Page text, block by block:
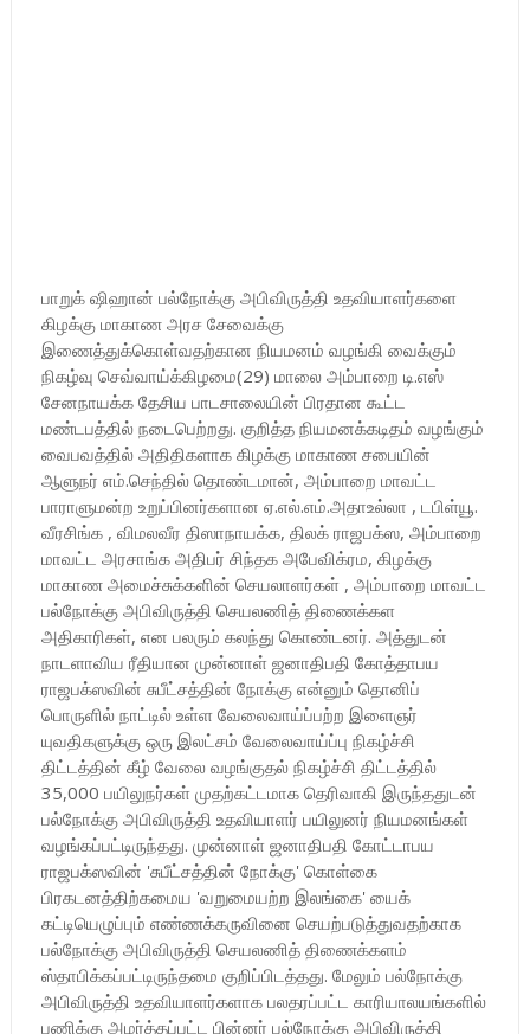
பாறுக் ஷிஹான் பல்நோக்கு அபிவிருத்தி உதவியாளர்களை
கிழக்கு மாகாண அரச சேவைக்கு
இணைத்துக்கொள்வதற்கான நியமனம் வழங்கி வைக்கும்
நிகழ்வு செவ்வாய்க்கிழமை(29) மாலை அம்பாறை டி.எஸ்
சேனநாயக்க தேசிய பாடசாலையின் பிரதான கூட்ட
மண்டபத்தில் நடைபெற்றது. குறித்த நியமனக்கடிதம் வழங்கும்
வைபவத்தில் அதிதிகளாக கிழக்கு மாகாண சபையின்
ஆளுநர் எம்.செந்தில் தொண்டமான், அம்பாறை மாவட்ட
பாராளுமன்ற உறுப்பினர்களான ஏ.எல்.எம்.அதாஉல்லா , டபிள்யூ.
வீரசிங்க , விமலவீர திஸாநாயக்க, திலக் ராஜபக்ஸ, அம்பாறை
மாவட்ட அரசாங்க அதிபர் சிந்தக அபேவிக்ரம, கிழக்கு
மாகாண அமைச்சுக்களின் செயலாளர்கள் , அம்பாறை மாவட்ட
பல்நோக்கு அபிவிருத்தி செயலணித் திணைக்கள
அதிகாரிகள், என பலரும் கலந்து கொண்டனர். அத்துடன்
நாடளாவிய ரீதியான முன்னாள் ஜனாதிபதி கோத்தாபய
ராஜபக்ஸவின் சுபீட்சத்தின் நோக்கு என்னும் தொனிப்
பொருளில் நாட்டில் உள்ள வேலைவாய்ப்பற்ற இளைஞர்
யுவதிகளுக்கு ஒரு இலட்சம் வேலைவாய்ப்பு நிகழ்ச்சி
திட்டத்தின் கீழ் வேலை வழங்குதல் நிகழ்ச்சி திட்டத்தில்
35,000 பயிலுநர்கள் முதற்கட்டமாக தெரிவாகி இருந்ததுடன்
பல்நோக்கு அபிவிருத்தி உதவியாளர் பயிலுனர் நியமனங்கள்
வழங்கப்பட்டிருந்தது. முன்னாள் ஜனாதிபதி கோட்டாபய
ராஜபக்ஸவின் 'சுபீட்சத்தின் நோக்கு' கொள்கை
பிரகடனத்திற்கமைய 'வறுமையற்ற இலங்கை' யைக்
கட்டியெழுப்பும் எண்ணக்கருவினை செயற்படுத்துவதற்காக
பல்நோக்கு அபிவிருத்தி செயலணித் திணைக்களம்
ஸ்தாபிக்கப்பட்டிருந்தமை குறிப்பிடத்தது. மேலும் பல்நோக்கு
அபிவிருத்தி உதவியாளர்களாக பலதரப்பட்ட காரியாலயங்களில்
பணிக்கு அமர்த்தப்பட்ட பின்னர் பல்நோக்கு அபிவிருத்தி